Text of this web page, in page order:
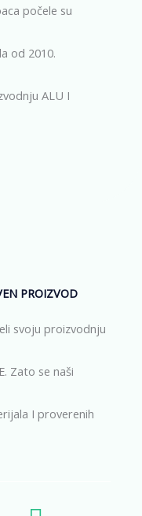
počele su
od 2010.
ALU I
PROIZVOD
svoju proizvodnju
Zato se naši
I proverenih